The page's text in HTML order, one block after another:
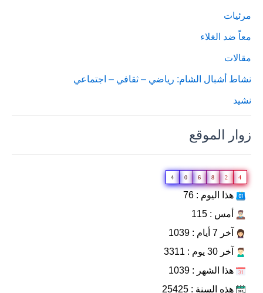
مرئيات
معاً ضد الغلاء
مقالات
نشاط أشبال الشام: رياضي – ثقافي – اجتماعي
نشيد
زوار الموقع
4 0 6 8 2 4
هذا اليوم : 76
أمس : 115
آخر 7 أيام : 1039
آخر 30 يوم : 3311
هذا الشهر : 1039
هذه السنة : 25425